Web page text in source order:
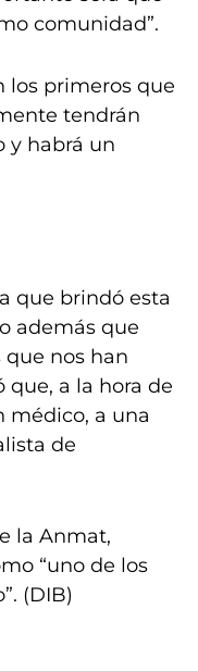
comunidad”.
los primeros que
tendrán
y habrá un
que brindó esta
además que
que nos han
que, a la hora de
médico, a una
de
la Anmat,
“uno de los
(DIB)